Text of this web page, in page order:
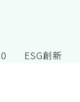
ESG創新